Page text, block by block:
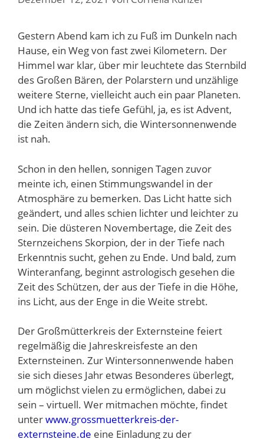
Gestern Abend kam ich zu Fuß im Dunkeln nach
Hause, ein Weg von fast zwei Kilometern. Der
Himmel war klar, über mir leuchtete das Sternbild
des Großen Bären, der Polarstern und unzählige
weitere Sterne, vielleicht auch ein paar Planeten.
Und ich hatte das tiefe Gefühl, ja, es ist Advent,
die Zeiten ändern sich, die Wintersonnenwende
ist nah.
Schon in den hellen, sonnigen Tagen zuvor
meinte ich, einen Stimmungswandel in der
Atmosphäre zu bemerken. Das Licht hatte sich
geändert, und alles schien lichter und leichter zu
sein. Die düsteren Novembertage, die Zeit des
Sternzeichens Skorpion, der in der Tiefe nach
Erkenntnis sucht, gehen zu Ende. Und bald, zum
Winteranfang, beginnt astrologisch gesehen die
Zeit des Schützen, der aus der Tiefe in die Höhe,
ins Licht, aus der Enge in die Weite strebt.
Der Großmütterkreis der Externsteine feiert
regelmäßig die Jahreskreisfeste an den
Externsteinen. Zur Wintersonnenwende haben
sie sich dieses Jahr etwas Besonderes überlegt,
um möglichst vielen zu ermöglichen, dabei zu
sein – virtuell. Wer mitmachen möchte, findet
unterwww.grossmuetterkreis-der-
externsteine.de eine Einladung zu der